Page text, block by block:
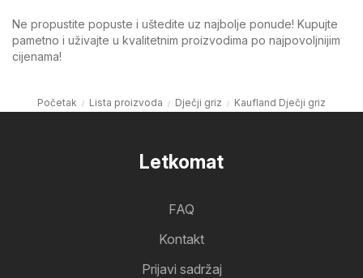
Ne propustite popuste i uštedite uz najbolje ponude! Kupujte
pametno i uživajte u kvalitetnim proizvodima po najpovoljnijim
cijenama!
Početak Lista proizvoda Dječji griz Kaufland Dječji griz
Letkomat
FAQ
Kontakt
Prijavi sadržaj